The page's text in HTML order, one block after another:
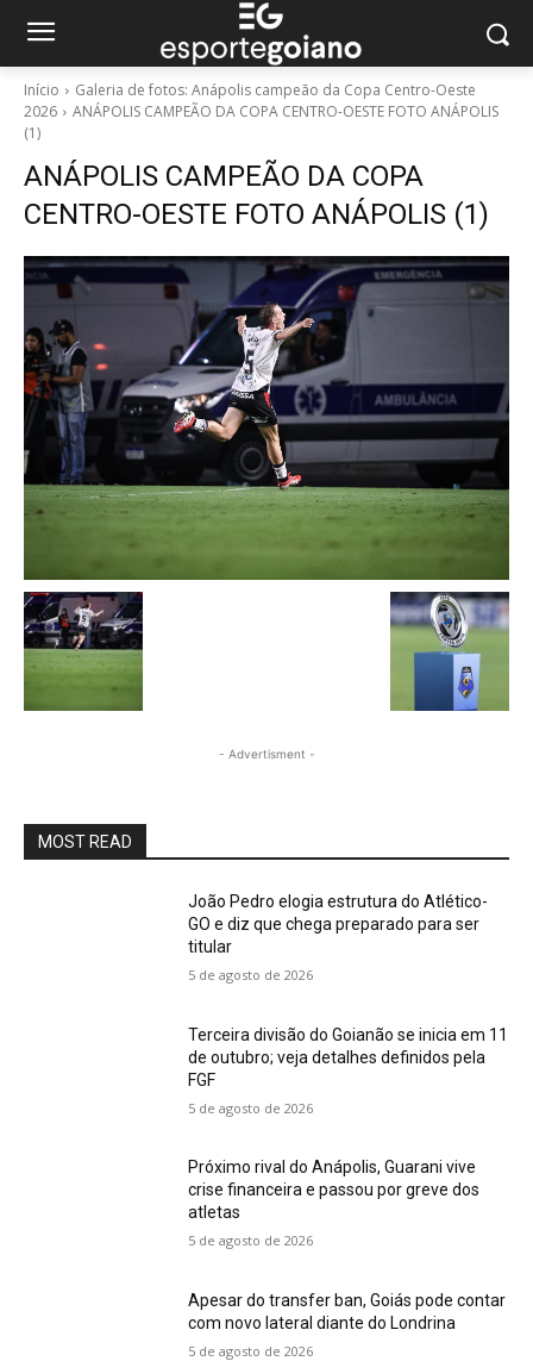
Início
Galeria de fotos: Anápolis campeão da Copa Centro-Oeste
2026
ANÁPOLIS CAMPEÃO DA COPA CENTRO-OESTE FOTO ANÁPOLIS
(1)
ANÁPOLIS CAMPEÃO DA COPA
CENTRO-OESTE FOTO ANÁPOLIS (1)
- Advertisment -
MOST READ
João Pedro elogia estrutura do Atlético-
GO e diz que chega preparado para ser
titular
5 de agosto de 2026
Terceira divisão do Goianão se inicia em 11
de outubro; veja detalhes definidos pela
FGF
5 de agosto de 2026
Próximo rival do Anápolis, Guarani vive
crise financeira e passou por greve dos
atletas
5 de agosto de 2026
Apesar do transfer ban, Goiás pode contar
com novo lateral diante do Londrina
5 de agosto de 2026